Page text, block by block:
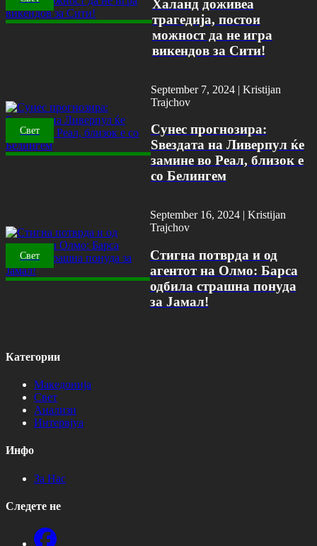
Халанд доживеа
трагедија, постои
можност да не игра
викендов за Сити!
Свет
September 7, 2024 | Kristijan
Trajchov
Сунес прогнозира:
Ѕвездата на Ливерпул ќе
замине во Реал, близок е
со Белингем
Свет
September 16, 2024 | Kristijan
Trajchov
Стигна потврда и од
агентот на Олмо: Барса
одбила страшна понуда
за Јамал!
Категории
Македонија
Свет
Анализи
Интервјуа
Инфо
За Нас
Следете не